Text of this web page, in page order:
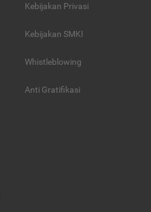
Kebijakan Privasi
Kebijakan SMKI
Whistleblowing
Anti Gratifikasi